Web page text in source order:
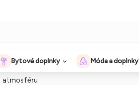
Bytové doplnky Móda a doplnky
atmosféru